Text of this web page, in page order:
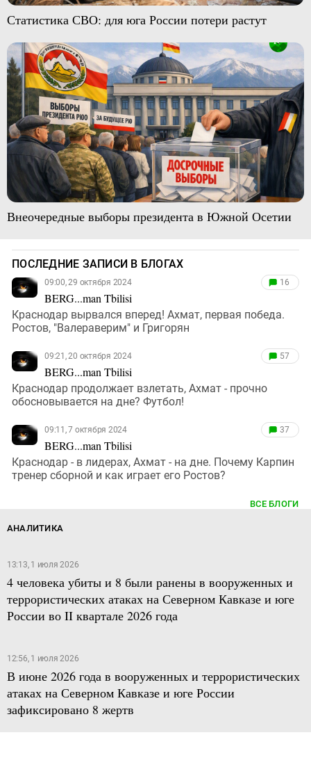
Статистика СВО: для юга России потери растут
Внеочередные выборы президента в Южной Осетии
ПОСЛЕДНИЕ ЗАПИСИ В БЛОГАХ
09:00, 29 октября 2024
BERG...man Tbilisi
16
Краснодар вырвался вперед! Ахмат, первая победа.
Ростов, "Валераверим" и Григорян
09:21, 20 октября 2024
BERG...man Tbilisi
57
Краснодар продолжает взлетать, Ахмат - прочно
обосновывается на дне? Футбол!
09:11, 7 октября 2024
BERG...man Tbilisi
37
Краснодар - в лидерах, Ахмат - на дне. Почему Карпин
тренер сборной и как играет его Ростов?
ВСЕ БЛОГИ
АНАЛИТИКА
13:13, 1 июля 2026
4 человека убиты и 8 были ранены в вооруженных и
террористических атаках на Северном Кавказе и юге
России во II квартале 2026 года
12:56, 1 июля 2026
В июне 2026 года в вооруженных и террористических
атаках на Северном Кавказе и юге России
зафиксировано 8 жертв